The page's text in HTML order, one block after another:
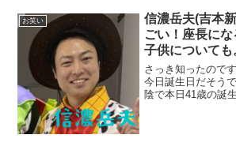
お笑い
信濃岳夫(吉本
ごい！座長に
子供についても
さっき知ったので
今日誕生日だそ
陰で本日41歳の誕